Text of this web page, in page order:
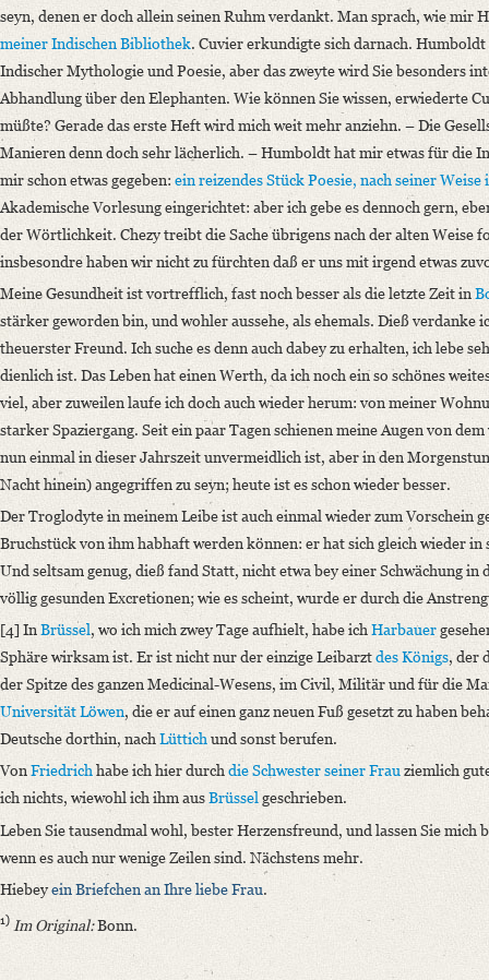
seyn, denen er doch allein seinen Ruhm verdankt. Man sprach, wie mir
meiner Indischen Bibliothek. Cuvier erkundigte sich darnach.
Indischer Mythologie und Poesie, aber das zweyte wird Sie besonders
Abhandlung über den Elephanten. Wie können Sie wissen, erwiederte
müßte? Gerade das erste Heft wird mich weit mehr anziehn. – Die
Manieren denn doch sehr lächerlich. – Humboldt hat mir etwas für die
mir schon etwas gegeben: ein reizendes Stück Poesie, nach seiner
Akademische Vorlesung eingerichtet: aber ich gebe es dennoch gern,
der Wörtlichkeit. Chezy treibt die Sache übrigens nach der alten Weise
insbesondre haben wir nicht zu fürchten daß er uns mit irgend etwas
Meine Gesundheit ist vortrefflich, fast noch besser als die letzte Zeit in
stärker geworden bin, und wohler aussehe, als ehemals. Dieß verdanke
theuerster Freund. Ich suche es denn auch dabey zu erhalten, ich lebe
dienlich ist. Das Leben hat einen Werth, da ich noch ein so schönes
viel, aber zuweilen laufe ich doch auch wieder herum: von meiner
starker Spaziergang. Seit ein paar Tagen schienen meine Augen von
nun einmal in dieser Jahrszeit unvermeidlich ist, aber in den
Nacht hinein) angegriffen zu seyn; heute ist es schon wieder besser.
Der Troglodyte in meinem Leibe ist auch einmal wieder zum Vorschein
Bruchstück von ihm habhaft werden können: er hat sich gleich wieder
Und seltsam genug, dieß fand Statt, nicht etwa bey einer Schwächung in
völlig gesunden Excretionen; wie es scheint, wurde er durch die
[4] InBrüssel, wo ich mich zwey Tage aufhielt, habe ich Harbauer
Sphäre wirksam ist. Er ist nicht nur der einzige Leibarztdes Königs, der
der Spitze des ganzen Medicinal-Wesens, im Civil, Militär und für die
UniversitätLöwen, die er auf einen ganz neuen Fuß gesetzt zu haben
Deutsche dorthin, nach Lüttich und sonst berufen.
VonFriedrichhabe ich hier durchdie Schwesterseiner Frauziemlich
ich nichts, wiewohl ich ihm ausBrüsselgeschrieben.
Leben Sie tausendmal wohl, bester Herzensfreund, und lassen Sie mich
wenn es auch nur wenige Zeilen sind. Nächstens mehr.
Hiebeyein Briefchen anIhre liebe Frau.
1) Im Original:Bonn.